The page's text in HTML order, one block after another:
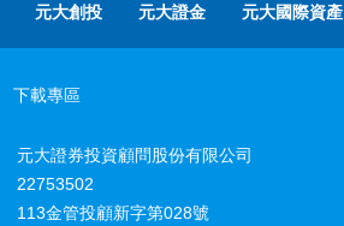
元大創投 元大證金 元大國際資產
下載專區
元大證券投資顧問股份有限公司
22753502
113金管投顧新字第028號